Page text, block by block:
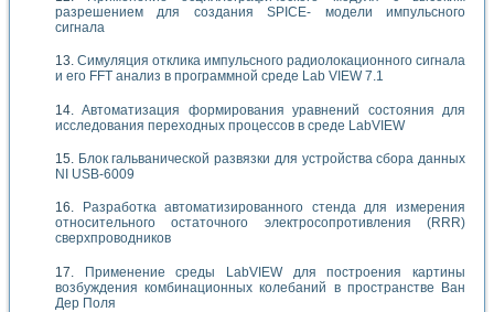
разрешением для создания SPICE- модели импульсного
сигнала
Симуляция отклика импульсного радиолокационного сигнала
и его FFT анализ в программной среде Lab VIEW 7.1
Автоматизация формирования уравнений состояния для
исследования переходных процессов в среде LabVIEW
Блок гальванической развязки для устройства сбора данных
NI USB-6009
Разработка автоматизированного стенда для измерения
относительного остаточного электросопротивления (RRR)
сверхпроводников
Применение среды LabVIEW для построения картины
возбуждения комбинационных колебаний в пространстве Ван
Дер Поля